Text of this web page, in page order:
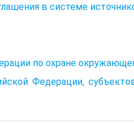
в системе
по охране
Федерации,